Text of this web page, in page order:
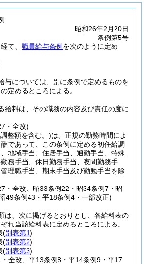
昭和26年2月20日
条例第5号
て、 職員給与条例 を次のように定め
与については、別に条例で定めるものを
定めるところによる。
給料は、その職務の内容及び責任の度に
・全改)
整額を含む。)は、正規の勤務時間によ
であって、この条例に定める初任給調
地域手当、住居手当、通勤手当、特殊
務手当、休日勤務手当、夜間勤務手
理職手当、期末手当及び勤勉手当を除
・全改、昭33条例22・昭34条例7・昭
49条例43・平18条例4・一部改正)
は、次に掲げるとおりとし、各給料表の
れ当該給料表に定めるところによる。
(別表第1)
(別表第2)
(別表第3)
全改、平13条例8・平14条例9・平17